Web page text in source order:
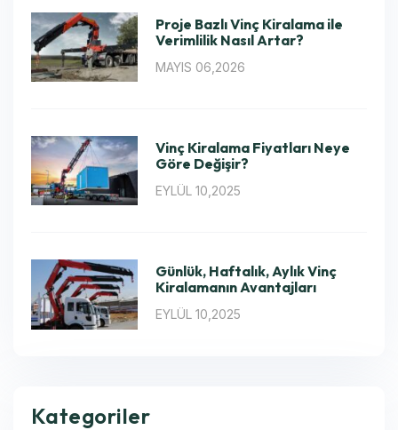
Proje Bazlı Vinç Kiralama ile
Verimlilik Nasıl Artar?
MAYIS 06,2026
Vinç Kiralama Fiyatları Neye
Göre Değişir?
EYLÜL 10,2025
Günlük, Haftalık, Aylık Vinç
Kiralamanın Avantajları
EYLÜL 10,2025
Kategoriler